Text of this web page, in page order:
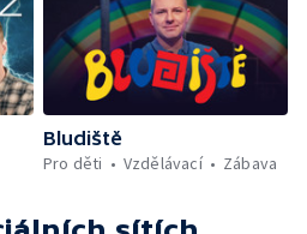
Bludiště
Pro děti
Vzdělávací Zábava